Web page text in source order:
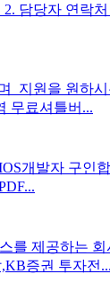
당자 연락
지원을 원하
무료셔틀버...
개발자 구
를 제공하는
증권 투자전...